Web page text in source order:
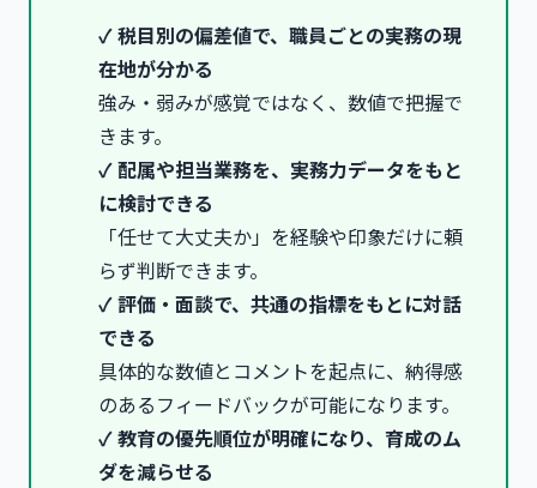
✓ 税目別の偏差値で、職員ごとの実務の現
在地が分かる
強み・弱みが感覚ではなく、数値で把握で
きます。
✓ 配属や担当業務を、実務力データをもと
に検討できる
「任せて大丈夫か」を経験や印象だけに頼
らず判断できます。
✓ 評価・面談で、共通の指標をもとに対話
できる
具体的な数値とコメントを起点に、納得感
のあるフィードバックが可能になります。
✓ 教育の優先順位が明確になり、育成のム
ダを減らせる